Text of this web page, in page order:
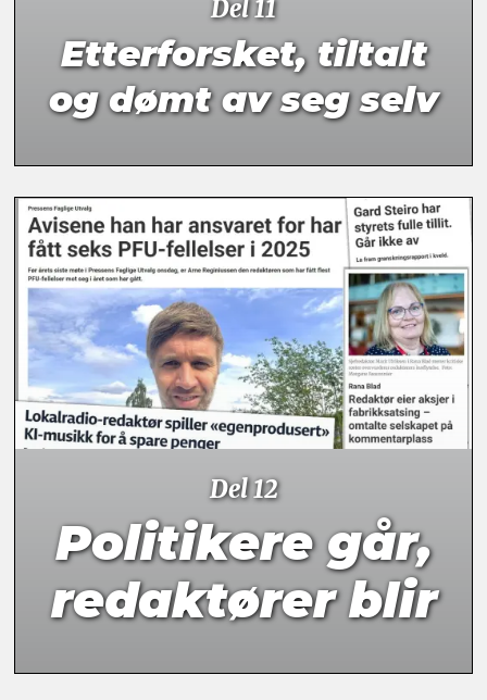
Del 11
Etterforsket, tiltalt
og dømt av seg selv
Del 12
Politikere går,
redaktører blir